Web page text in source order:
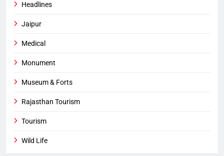
Headlines
Jaipur
Medical
Monument
Museum & Forts
Rajasthan Tourism
Tourism
Wild Life